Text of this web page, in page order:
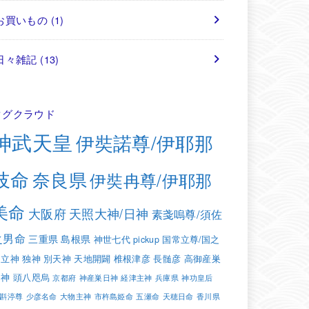
買いもの (1)
々雑記 (13)
クラウド
武天皇 伊奘諾尊/伊耶那
命奈良県伊奘冉尊/伊耶那
命 大阪府天照大神/日神 素戔嗚尊/須佐
命 三重県 島根県 神世七代 pickup 国常立尊/国之
神 独神 別天神 天地開闢 椎根津彦 長髄彦 高御産巣
頭八咫烏 京都府 神産巣日神 経津主神 兵庫県 神功皇后
渟尊 少彦名命 大物主神 市杵島姫命 五瀬命 天穂日命 香川県